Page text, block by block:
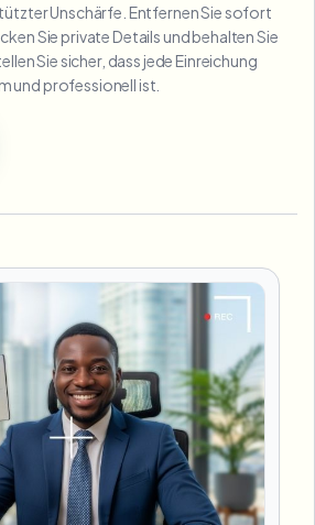
Unschärfe. Entfernen Sie sofort
Sie private Details und behalten Sie
Sie sicher, dass jede Einreichung
und professionell ist.